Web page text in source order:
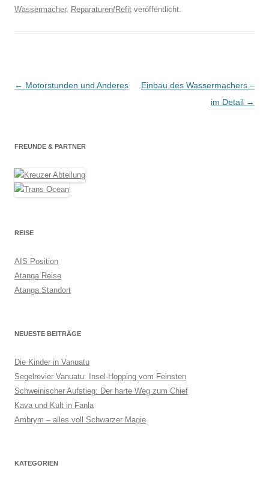
Wassermacher, Reparaturen/Refit veröffentlicht.
Beitragsnavigation
← Motorstunden und Anderes
Einbau des Wassermachers –
im Detail →
FREUNDE & PARTNER
REISE
AIS Position
Atanga Reise
Atanga Standort
NEUESTE BEITRÄGE
Die Kinder in Vanuatu
Segelrevier Vanuatu: Insel-Hopping vom Feinsten
Schweinischer Aufstieg: Der harte Weg zum Chief
Kava und Kult in Fanla
Ambrym – alles voll Schwarzer Magie
KATEGORIEN